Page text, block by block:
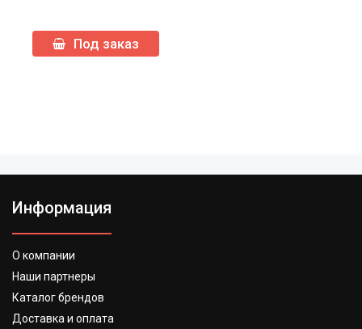
Под заказ
Информация
О компании
Наши партнеры
Каталог брендов
Доставка и оплата